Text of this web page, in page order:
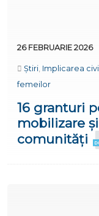
26 FEBRUARIE 2026
Știri, Implicarea
femeilor
16 granturi
mobilizare
comunități